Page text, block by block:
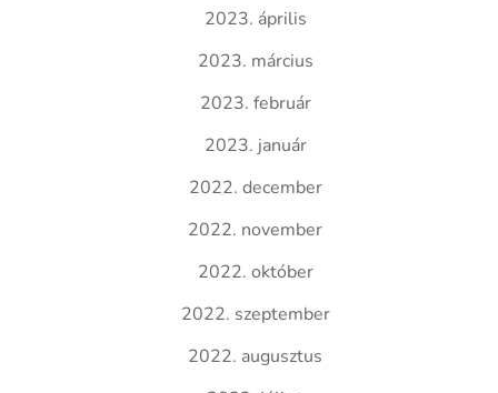
2023. április
2023. március
2023. február
2023. január
2022. december
2022. november
2022. október
2022. szeptember
2022. augusztus